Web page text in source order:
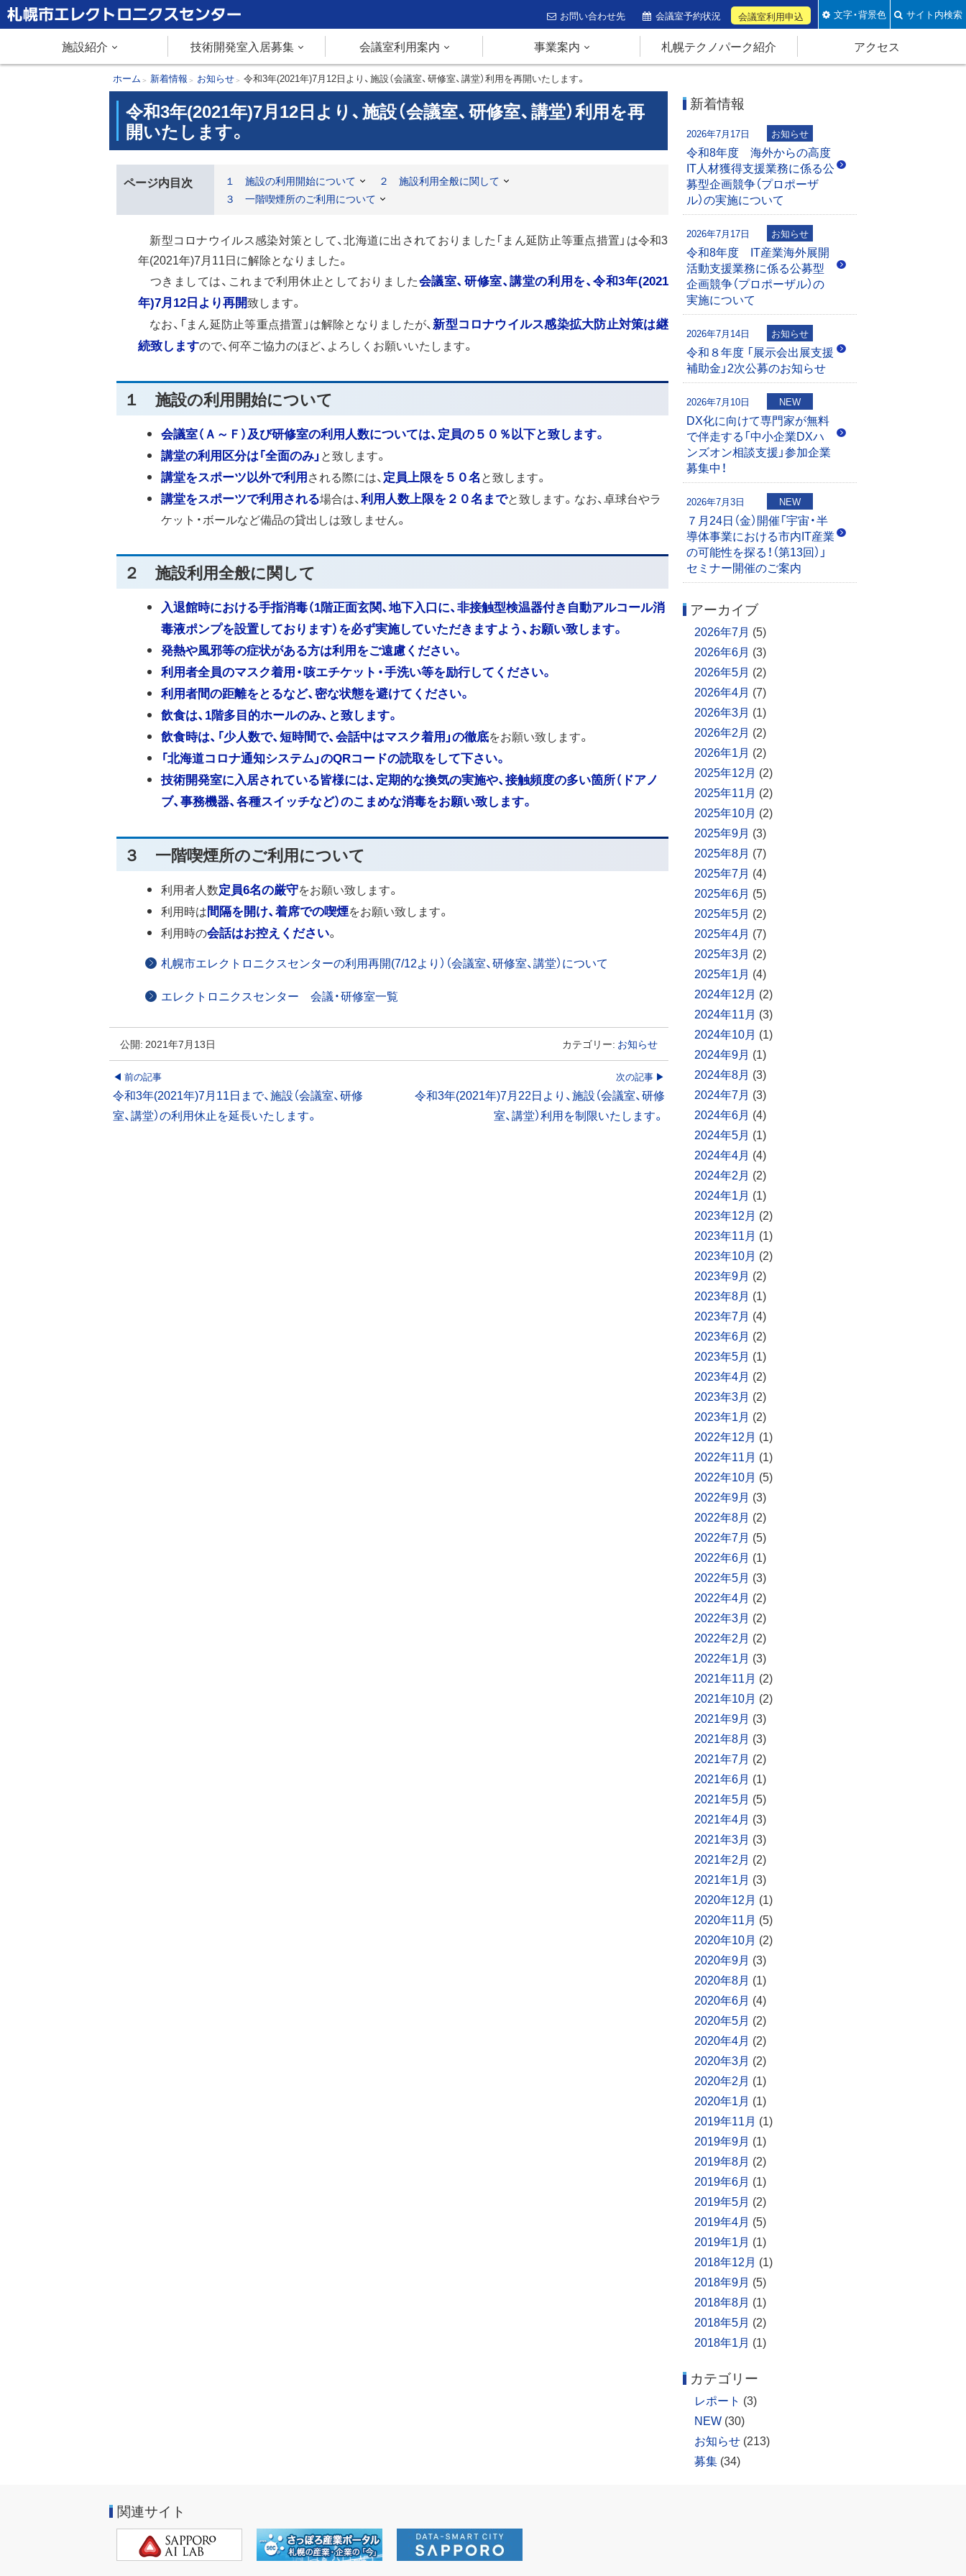
本
文
メ
札幌市エレクトロニクスセンター
お問い合わせ先 会議室予約状況 会議室利用申込 文字・背景色 サイト内検索
施設紹介 技術開発室入居募集 会議室利用案内 事業案内 札幌テクノパーク紹介 アクセス
現
在
の
ホーム 新着情報 お知らせ 令和3年(2021年)7月12日より、施設（会議室、研修室、講堂）利用を再開いたします。
令和3年(2021年)7月12日より、施設（会議室、研修室、講堂）利用を再
開いたします。
ページ内目次 １ 施設の利用開始について
２ 施設利用全般に関して
３ 一階喫煙所のご利用について
新型コロナウイルス感染対策として、北海道に出されておりました「まん延防止等重点措置」は令和3
年(2021年)7月11日に解除となりました。
つきましては、これまで利用休止としておりました会議室、研修室、講堂の利用を、令和3年(2021
年)7月12日より再開致します。
なお、「まん延防止等重点措置」は解除となりましたが、新型コロナウイルス感染拡大防止対策は継
続致しますので、何卒ご協力のほど、よろしくお願いいたします。
１ 施設の利用開始について
会議室（Ａ～Ｆ）及び研修室の利用人数については、定員の５０％以下と致します。
講堂の利用区分は「全面のみ」 と致します。
講堂をスポーツ以外で利用される際には、定員上限を５０名と致します。
講堂をスポーツで利用される場合は、利用人数上限を２０名までと致します。なお、卓球台やラ
ケット・ボールなど備品の貸出しは致しません。
２ 施設利用全般に関して
入退館時における手指消毒（1階正面玄関、地下入口に、非接触型検温器付き自動アルコール消
毒液ポンプを設置しております）を必ず実施していただきますよう、お願い致します。
発熱や風邪等の症状がある方は利用をご遠慮ください。
利用者全員のマスク着用・咳エチケット・手洗い等を励行してください。
利用者間の距離をとるなど、密な状態を避けてください。
飲食は、1階多目的ホールのみ、と致します。
飲食時は、「少人数で、短時間で、会話中はマスク着用」の徹底をお願い致します。
「北海道コロナ通知システム」のQRコードの読取をして下さい。
技術開発室に入居されている皆様には、定期的な換気の実施や、接触頻度の多い箇所（ドアノ
ブ、事務機器、各種スイッチなど）のこまめな消毒をお願い致します。
３ 一階喫煙所のご利用について
利用者人数定員6名の厳守をお願い致します。
利用時は間隔を開け、着席での喫煙をお願い致します。
利用時の会話はお控えください。
札幌市エレクトロニクスセンターの利用再開(7/12より）（会議室、研修室、講堂）について
エレクトロニクスセンター 会議・研修室一覧
公開:2021年7月13日 カテゴリー: お知らせ
投
稿
前の記事
令和3年(2021年)7月11日まで、施設（会議室、研修
室、講堂）の利用休止を延長いたします。
次の記事
令和3年(2021年)7月22日より、施設（会議室、研修
室、講堂）利用を制限いたします。
新着情報
2026年7月17日 お知らせ
令和8年度 海外からの高度
IT人材獲得支援業務に係る公
募型企画競争（プロポーザ
ル）の実施について
2026年7月17日 お知らせ
令和8年度 IT産業海外展開
活動支援業務に係る公募型
企画競争（プロポーザル）の
実施について
2026年7月14日 お知らせ
令和８年度 「展示会出展支援
補助金」2次公募のお知らせ
2026年7月10日 NEW
DX化に向けて専門家が無料
で伴走する「中小企業DXハ
ンズオン相談支援」参加企業
募集中！
2026年7月3日 NEW
７月24日（金）開催「宇宙・半
導体事業における市内IT産業
の可能性を探る！（第13回）」
セミナー開催のご案内
アーカイブ
2026年7月 (5)
2026年6月 (3)
2026年5月 (2)
2026年4月 (7)
2026年3月 (1)
2026年2月 (2)
2026年1月 (2)
2025年12月 (2)
2025年11月 (2)
2025年10月 (2)
2025年9月 (3)
2025年8月 (7)
2025年7月 (4)
2025年6月 (5)
2025年5月 (2)
2025年4月 (7)
2025年3月 (2)
2025年1月 (4)
2024年12月 (2)
2024年11月 (3)
2024年10月 (1)
2024年9月 (1)
2024年8月 (3)
2024年7月 (3)
2024年6月 (4)
2024年5月 (1)
2024年4月 (4)
2024年2月 (2)
2024年1月 (1)
2023年12月 (2)
2023年11月 (1)
2023年10月 (2)
2023年9月 (2)
2023年8月 (1)
2023年7月 (4)
2023年6月 (2)
2023年5月 (1)
2023年4月 (2)
2023年3月 (2)
2023年1月 (2)
2022年12月 (1)
2022年11月 (1)
2022年10月 (5)
2022年9月 (3)
2022年8月 (2)
2022年7月 (5)
2022年6月 (1)
2022年5月 (3)
2022年4月 (2)
2022年3月 (2)
2022年2月 (2)
2022年1月 (3)
2021年11月 (2)
2021年10月 (2)
2021年9月 (3)
2021年8月 (3)
2021年7月 (2)
2021年6月 (1)
2021年5月 (5)
2021年4月 (3)
2021年3月 (3)
2021年2月 (2)
2021年1月 (3)
2020年12月 (1)
2020年11月 (5)
2020年10月 (2)
2020年9月 (3)
2020年8月 (1)
2020年6月 (4)
2020年5月 (2)
2020年4月 (2)
2020年3月 (2)
2020年2月 (1)
2020年1月 (1)
2019年11月 (1)
2019年9月 (1)
2019年8月 (2)
2019年6月 (1)
2019年5月 (2)
2019年4月 (5)
2019年1月 (1)
2018年12月 (1)
2018年9月 (5)
2018年8月 (1)
2018年5月 (2)
2018年1月 (1)
カテゴリー
レポート (3)
NEW(30)
お知らせ(213)
募集(34)
関連サイト